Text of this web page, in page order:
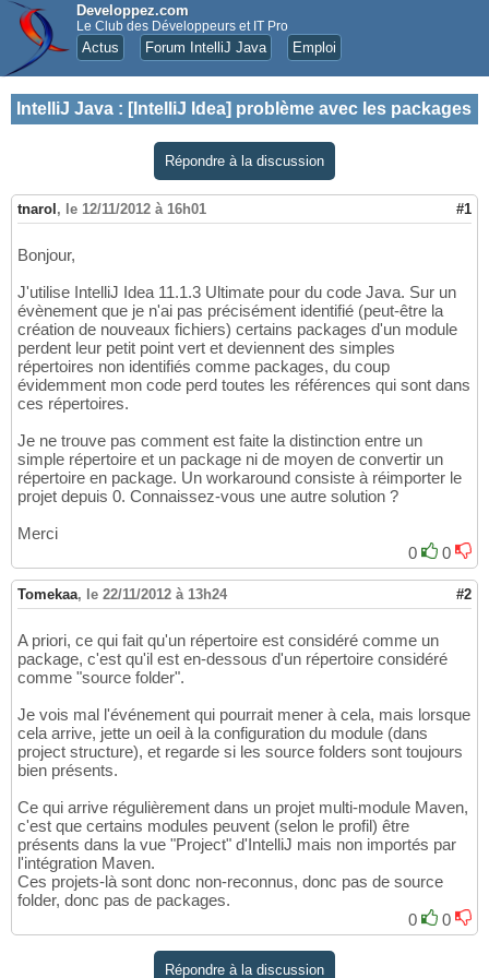
Developpez.com
Le Club des Développeurs et IT Pro
Actus Forum IntelliJ Java Emploi
IntelliJ Java : [IntelliJ Idea] problème avec les packages
Répondre à la discussion
tnarol , le 12/11/2012 à 16h01 #1
Bonjour,
J'utilise IntelliJ Idea 11.1.3 Ultimate pour du code Java. Sur un
évènement que je n'ai pas précisément identifié (peut-être la
création de nouveaux fichiers) certains packages d'un module
perdent leur petit point vert et deviennent des simples
répertoires non identifiés comme packages, du coup
évidemment mon code perd toutes les références qui sont dans
ces répertoires.
Je ne trouve pas comment est faite la distinction entre un
simple répertoire et un package ni de moyen de convertir un
répertoire en package. Un workaround consiste à réimporter le
projet depuis 0. Connaissez-vous une autre solution ?
Merci
0
0
Tomekaa, le 22/11/2012 à 13h24 #2
A priori, ce qui fait qu'un répertoire est considéré comme un
package, c'est qu'il est en-dessous d'un répertoire considéré
comme "source folder".
Je vois mal l'événement qui pourrait mener à cela, mais lorsque
cela arrive, jette un oeil à la configuration du module (dans
project structure), et regarde si les source folders sont toujours
bien présents.
Ce qui arrive régulièrement dans un projet multi-module Maven,
c'est que certains modules peuvent (selon le profil) être
présents dans la vue "Project" d'IntelliJ mais non importés par
l'intégration Maven.
Ces projets-là sont donc non-reconnus, donc pas de source
folder, donc pas de packages.
0
0
Répondre à la discussion